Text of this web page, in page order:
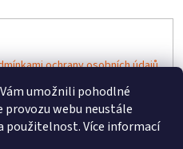
umožnili pohodlné
provozu webu neustále
použitelnost. Více informací
ochrany osobních údajů